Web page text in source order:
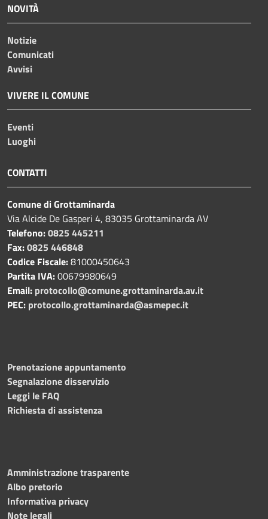
NOVITÀ
Notizie
Comunicati
Avvisi
VIVERE IL COMUNE
Eventi
Luoghi
CONTATTI
Comune di Grottaminarda
Via Alcide De Gasperi 4, 83035 Grottaminarda AV
Telefono:0825 445211
Fax:0825 446848
Codice Fiscale:81000450643
Partita IVA:00679980649
Email: protocollo@comune.grottaminarda.av.it
PEC: protocollo.grottaminarda@asmepec.it
Prenotazione appuntamento
Segnalazione disservizio
Leggi le FAQ
Richiesta di assistenza
Amministrazione trasparente
Albo pretorio
Informativa privacy
Note legali